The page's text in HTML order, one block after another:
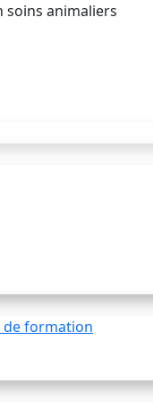
soins animaliers
de formation